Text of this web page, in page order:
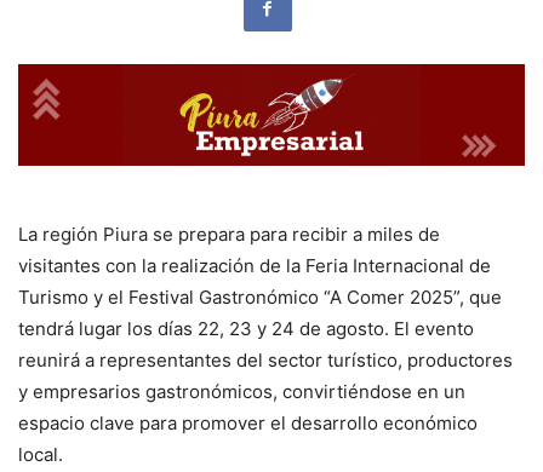
La región Piura se prepara para recibir a miles de
visitantes con la realización de la Feria Internacional de
Turismo y el Festival Gastronómico “A Comer 2025”, que
tendrá lugar los días 22, 23 y 24 de agosto. El evento
reunirá a representantes del sector turístico, productores
y empresarios gastronómicos, convirtiéndose en un
espacio clave para promover el desarrollo económico
local.